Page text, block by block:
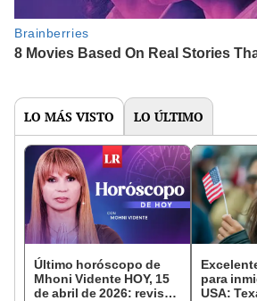
LO MÁS VISTO LO ÚLTIMO
Último horóscopo de
Mhoni Vidente HOY, 15
de abril de 2026: revisa
para
USA: